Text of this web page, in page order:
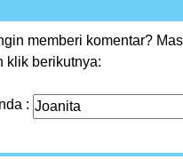
memberi komentar?
klik berikutnya:
: